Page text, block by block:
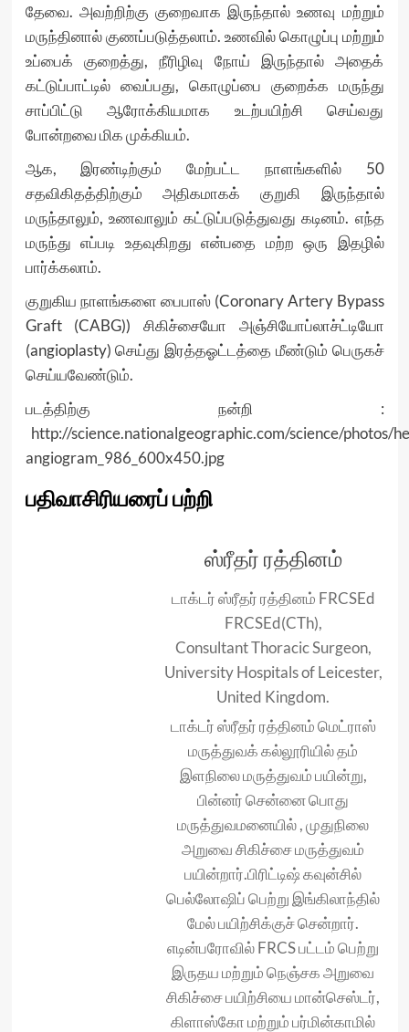
தேவை. அவற்றிற்கு குறைவாக இருந்தால் உணவு மற்றும்
மருந்தினால் குணப்படுத்தலாம். உணவில் கொழுப்பு மற்றும்
உப்பைக் குறைத்து, நீரிழிவு நோய் இருந்தால் அதைக்
கட்டுப்பாட்டில் வைப்பது, கொழுப்பை குறைக்க மருந்து
சாப்பிட்டு ஆரோக்கியமாக உடற்பயிற்சி செய்வது
போன்றவை மிக முக்கியம்.
ஆக, இரண்டிற்கும் மேற்பட்ட நாளங்களில் 50
சதவிகிதத்திற்கும் அதிகமாகக் குறுகி இருந்தால்
மருந்தாலும், உணவாலும் கட்டுப்படுத்துவது கடினம். எந்த
மருந்து எப்படி உதவுகிறது என்பதை மற்ற ஒரு இதழில்
பார்க்கலாம்.
குறுகிய நாளங்களை பைபாஸ் (Coronary Artery Bypass
Graft (CABG)) சிகிச்சையோ அஞ்சியோப்லாச்ட்டியோ
(angioplasty) செய்து இரத்தஓட்டத்தை மீண்டும் பெருகச்
செய்யவேண்டும்.
படத்திற்கு நன்றி :
http://science.nationalgeographic.com/science/photos/
angiogram_986_600x450.jpg
பதிவாசிரியரைப் பற்றி
ஸ்ரீதர் ரத்தினம்
டாக்டர் ஸ்ரீதர் ரத்தினம் FRCSEd
FRCSEd(CTh),
Consultant Thoracic Surgeon,
University Hospitals of Leicester,
United Kingdom.
டாக்டர் ஸ்ரீதர் ரத்தினம் மெட்ராஸ்
மருத்துவக் கல்லூரியில் தம்
இளநிலை மருத்துவம் பயின்று,
பின்னர் சென்னை பொது
மருத்துவமனையில் , முதுநிலை
அறுவை சிகிச்சை மருத்துவம்
பயின்றார்.பிரிட்டிஷ் கவுன்சில்
பெல்லோஷிப் பெற்று இங்கிலாந்தில்
மேல் பயிற்சிக்குச் சென்றார்.
எடின்பரோவில் FRCS பட்டம் பெற்று
இருதய மற்றும் நெஞ்சக அறுவை
சிகிச்சை பயிற்சியை மான்செஸ்டர்,
கிளாஸ்கோ மற்றும் பர்மின்காமில்